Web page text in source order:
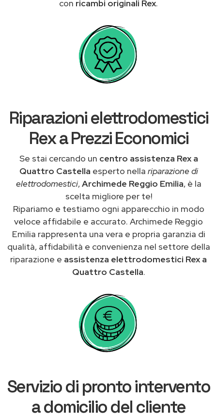
con ricambi originali Rex.
Riparazioni elettrodomestici
Rex a Prezzi Economici
Se stai cercando un centro assistenza Rex a
Quattro Castella esperto nella riparazione di
elettrodomestici,Archimede Reggio Emilia, è la
scelta migliore per te!
Ripariamo e testiamo ogni apparecchio in modo
veloce affidabile e accurato. Archimede Reggio
Emilia rappresenta una vera e propria garanzia di
qualità, affidabilità e convenienza nel settore della
riparazione e assistenza elettrodomestici Rex a
Quattro Castella.
Servizio di pronto intervento
a domicilio del cliente